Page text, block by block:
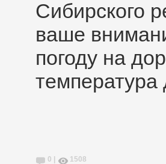
Сибирского
ваше
погоду на
температура
0 | 1508